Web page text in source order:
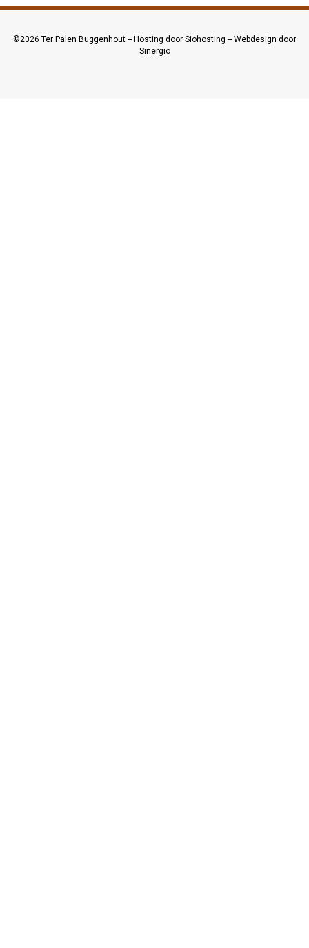
©2026 Ter Palen Buggenhout -- Hosting door Siohosting -- Webdesign door
Sinergio